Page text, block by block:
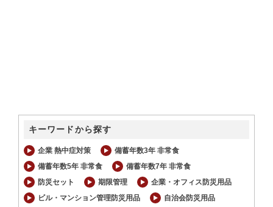
キーワードから探す
企業 熱中症対策
備蓄年数3年 非常食
備蓄年数5年 非常食
備蓄年数7年 非常食
防災セット
期限管理
企業・オフィス防災用品
ビル・マンション管理防災用品
自治会防災用品